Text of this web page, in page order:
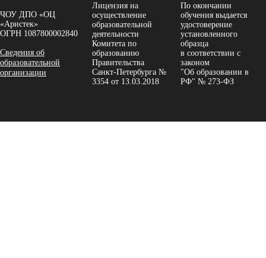
ЧОУ ДПО «ОЦ
«Аристек»
ОГРН 1087800002840
Сведения об
образовательной
организации
Лицензия на
осуществление
образовательной
деятельности
Комитета по
образованию
Правительства
Санкт-Петербурга №
3354 от 13.03.2018
По окончании
обучения выдается
удостоверение
установленного
образца
в соответствии с
законом
"Об образовании в
РФ" № 273-ФЗ